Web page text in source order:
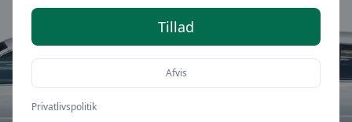
AfSenior Online
Tillad
Afvis
Privatlivspolitik